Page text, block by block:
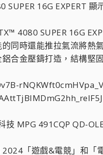
SUPER 16G EXPERT 顯
4080 SUPER 16G
同時還能推拉氣流將
合金壓鑄打造，結構堅
技 MPG 491CQP QD-
2024「遊戲&電競」和